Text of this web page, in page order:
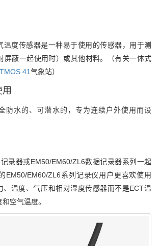
温度传感器是一种易于使用的传感器，用于测
屏蔽一起使用时）或其他材料。（有关一体式
41气象站）
防水的、可潜水的，专为连续户外使用而设
录器或EM50/EM60/ZL6数据记录器系列一起
EM50/EM60/ZL6系列记录仪用户更喜欢使用
、温度、气压和相对湿度传感器而不是ECT温
空气温度。